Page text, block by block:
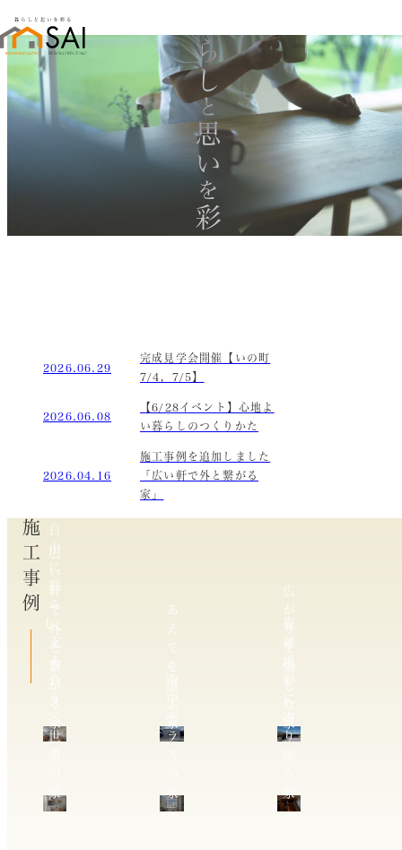
暮らし
と
思い
を
彩る
2026.06.29
完成見学会開催【いの町
7/4，7/5】
2026.06.08
【6/28イベント】心地よ
い暮らしのつくりかた
2026.04.16
施工事例を追加しました
「広い軒で外と繋がる
家」
施工事例
広
い
軒
で
外
と
繋
が
る
あ
え
て
を
選
広
が
り
を
愉
し
自
由
に
暮
ら
し、
支
え
合
う
世
家
空
ラ
家
複
雑
地
形
り
家